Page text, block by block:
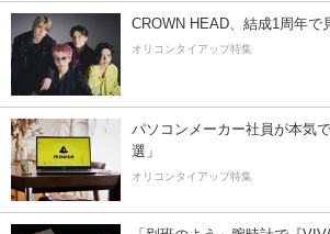
CROWN HEAD、結成1周年で
オリコンタイアップ特集
パソコンメーカー社員が本気
選」
オリコンタイアップ特集